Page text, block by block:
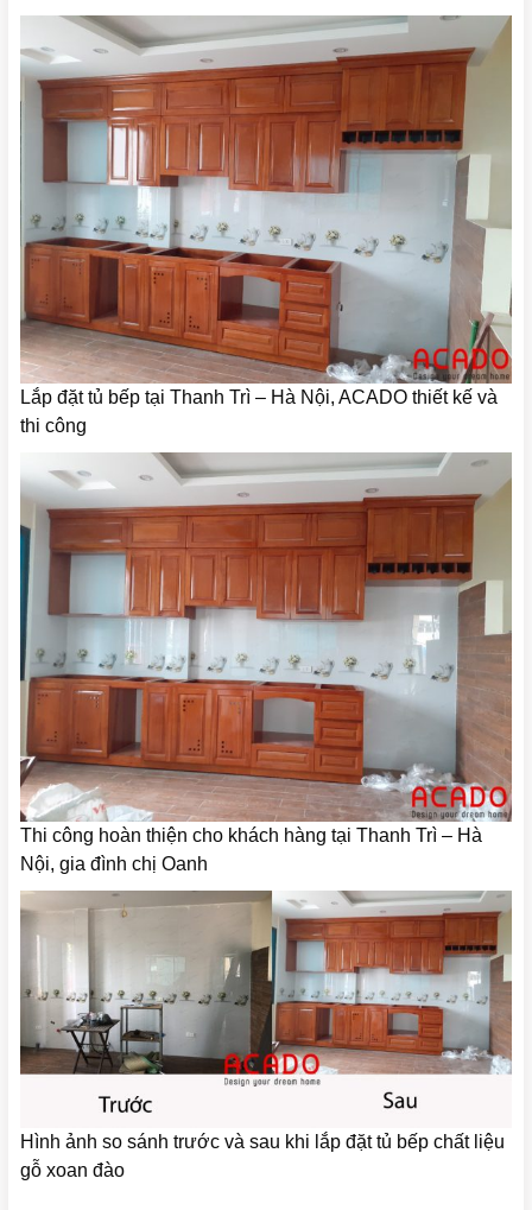
Lắp đặt tủ bếp tại Thanh Trì – Hà Nội, ACADO thiết kế và
thi công
Thi công hoàn thiện cho khách hàng tại Thanh Trì – Hà
Nội, gia đình chị Oanh
Hình ảnh so sánh trước và sau khi lắp đặt tủ bếp chất liệu
gỗ xoan đào